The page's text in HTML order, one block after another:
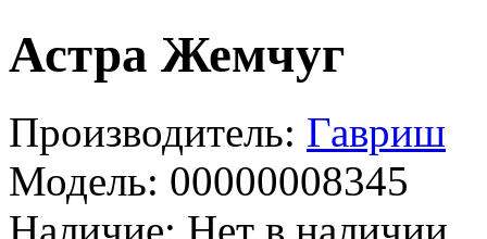
Астра Жемчуг
Производитель: Гавриш
Модель: 00000008345
Наличие: Нет в наличии